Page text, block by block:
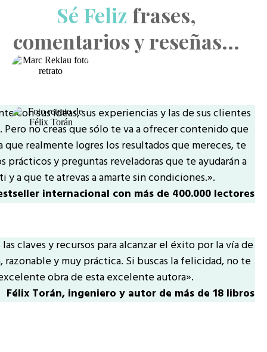
Sé Felizfrases,
comentarios y reseñas...
con sus ideas, sus experiencias y las de sus clientes
Pero no creas que sólo te va a ofrecer contenido que
que realmente logres los resultados que mereces, te
y preguntas reveladoras que te ayudarán a
y a que te atrevas a amarte sin condiciones.».
internacional con más de 400.000 lectores
claves y recursos para alcanzar el éxito por la vía de
y muy práctica. Si buscas la felicidad, no te
obra de esta excelente autora».
Félix Torán, ingeniero y autor de más de 18 libros